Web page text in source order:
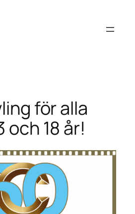
för alla
och 18 år!